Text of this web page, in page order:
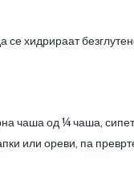
се хидрираат
чаша од ¼ чаша,
или ореви, па